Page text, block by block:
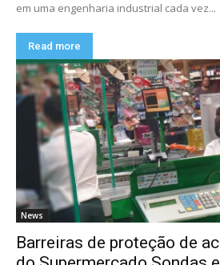
em uma engenharia industrial cada vez...
Read more
News
Barreiras de proteção de